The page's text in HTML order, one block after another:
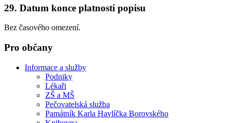
29. Datum konce platnosti popisu
Bez časového omezení.
Pro občany
Informace a služby
Podniky
Lékaři
ZŠ a MŠ
Pečovatelská služba
Památník Karla Havlíčka Borovského